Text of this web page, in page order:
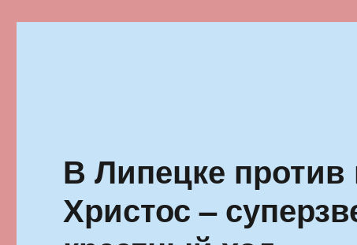
В Липецке
Христос –